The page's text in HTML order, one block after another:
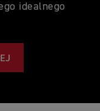
idealnego